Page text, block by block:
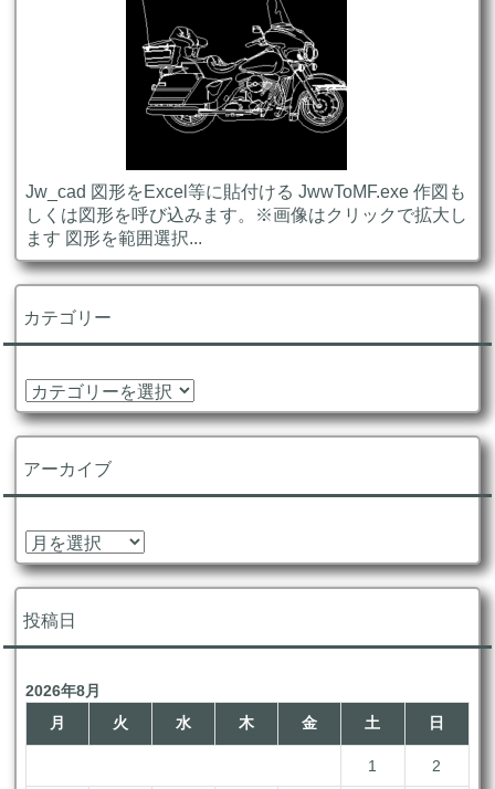
Jw_cad 図形をExcel等に貼付ける JwwToMF.exe 作図も
しくは図形を呼び込みます。※画像はクリックで拡大し
ます 図形を範囲選択...
カテゴリー
カ
テ
ゴ
ー
アーカイブ
ア
ー
カ
イ
ブ
投稿日
2026年8月
月
火 水 木 金 土 日
1 2